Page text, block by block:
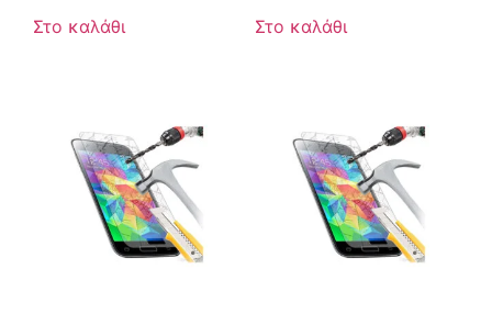
Στο καλάθι Στο καλάθι